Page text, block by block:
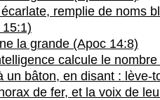
remplie de noms
la grande (Apoc 14:8)
calcule le
bâton, en disant :
de fer, et la voix de